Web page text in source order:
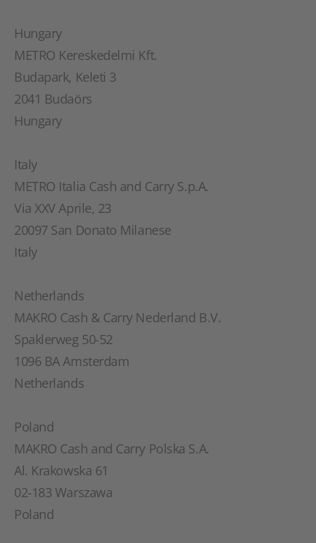
Hungary
METRO Kereskedelmi Kft.
Budapark, Keleti 3
2041 Budaörs
Hungary
Italy
METRO Italia Cash and Carry S.p.A.
Via XXV Aprile, 23
20097 San Donato Milanese
Italy
Netherlands
MAKRO Cash & Carry Nederland B.V.
Spaklerweg 50-52
1096 BA Amsterdam
Netherlands
Poland
MAKRO Cash and Carry Polska S.A.
Al. Krakowska 61
02-183 Warszawa
Poland